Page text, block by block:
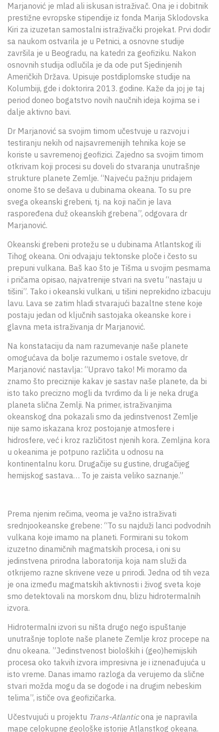
Marjanović je mlad ali iskusan istraživač. Ona je i dobitnik
prestižne evropske stipendije iz fonda Marija Sklodovska
Kiri za izuzetan samostalni istraživački projekat. Prvi dodir
sa naukom ostvarila je u Petnici, a osnovne studije
završila je u Beogradu, na katedri za geofiziku. Nakon
osnovnih studija odlučila je da ode put Sjedinjenih
Američkih Država. Upisuje postdiplomske studije na
Kolumbiji, gde i doktorira 2013. godine. Kaže da joj je taj
period doneo bogatstvo novih naučnih ideja kojima se i
dalje aktivno bavi.
Dr Marjanović sa svojim timom učestvuje u razvoju i
testiranju nekih od najsavremenijih tehnika koje se
koriste u savremenoj geofizici. Zajedno sa svojim timom
otkrivam koji procesi su doveli do stvaranja unutrašnje
strukture planete Zemlje. “Najveću pažnju pridajem
onome što se dešava u dubinama okeana. To su pre
svega okeanski grebeni, tj. na koji način je lava
raspoređena duž okeanskih grebena”, odgovara dr
Marjanović.
Okeanski grebeni protežu se u dubinama Atlantskog ili
Tihog okeana. Oni odvajaju tektonske ploče i često su
prepuni vulkana. Baš kao što je Tišma u svojim pesmama
i pričama opisao, najvatrenije stvari na svetu “nastaju u
tišini”. Tako i okeanski vulkani, u tišini neprekidno izbacuju
lavu. Lava se zatim hladi stvarajući bazaltne stene koje
postaju jedan od ključnih sastojaka okeanske kore i
glavna meta istraživanja dr Marjanović.
Na konstataciju da nam razumevanje naše planete
omogućava da bolje razumemo i ostale svetove, dr
Marjanović nastavlja: “Upravo tako! Mi moramo da
znamo što preciznije kakav je sastav naše planete, da bi
isto tako precizno mogli da tvrdimo da li je neka druga
planeta slična Zemlji. Na primer, istraživanjima
okeanskog dna pokazali smo da jedinstvenost Zemlje
nije samo iskazana kroz postojanje atmosfere i
hidrosfere, već i kroz različitost njenih kora. Zemljina kora
u okeanima je potpuno različita u odnosu na
kontinentalnu koru. Drugačije su gustine, drugačijeg
hemijskog sastava… To je zaista veliko saznanje.”
Prema njenim rečima, veoma je važno istraživati
srednjookeanske grebene: “To su najduži lanci podvodnih
vulkana koje imamo na planeti. Formirani su tokom
izuzetno dinamičnih magmatskih procesa, i oni su
jedinstvena prirodna laboratorija koja nam služi da
otkrijemo razne skrivene veze u prirodi. Jedna od tih veza
je ona između magmatskih aktivnosti i živog sveta koje
smo detektovali na morskom dnu, blizu hidrotermalnih
izvora.
Hidrotermalni izvori su ništa drugo nego ispuštanje
unutrašnje toplote naše planete Zemlje kroz procepe na
dnu okeana. ”Jedinstvenost bioloških i (geo)hemijskih
procesa oko takvih izvora impresivna je i iznenađujuća u
isto vreme. Danas imamo razloga da verujemo da slične
stvari možda mogu da se dogode i na drugim nebeskim
telima”, ističe ova geofizičarka.
Učestvujući u projektu Trans-Atlanticona je napravila
mape celokupne geološke istorije Atlanstkog okeana.